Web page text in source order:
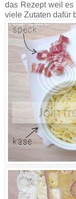
das Rezept weil
viele Zutaten dafür